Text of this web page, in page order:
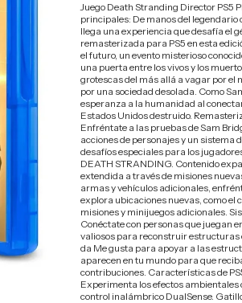
Juego Death Stranding Director PS5
principales: De manos del legendario
llega una experiencia que desafía el
remasterizada para PS5 en esta
el futuro, un evento misterioso
una puerta entre los vivos y los
grotescas del más allá a vagar por el
por una sociedad desolada. Como
esperanza a la humanidad al
Estados Unidos destruido.
Enfréntate a las pruebas de Sam
acciones de personajes y un sistema
desafíos especiales para los
DEATH STRANDING. Contenido
extendida a través de misiones
armas y vehículos adicionales,
explora ubicaciones nuevas, como el
misiones y minijuegos adicionales.
Conéctate con personas que juegan
valiosos para reconstruir estructuras
da Me gusta para apoyar a las
aparecen en tu mundo para que
contribuciones. Características de
Experimenta los efectos ambientales
control inalámbrico DualSense.